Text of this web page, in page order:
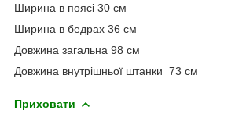
Ширина в поясі 30 см
Ширина в бедрах 36 см
Довжина загальна 98 см
Довжина внутрішньої штанки 73 см
Приховати